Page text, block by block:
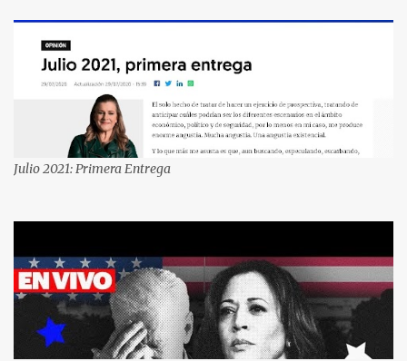
HOY POR LA MAÑANA RECIBI UNA LLAMADA DICIENDOME
QUE ME HABIA GANADO UNA CAMARA FOTOGRAFICA Y UN
CELULAR QUE LO FUERA A RECOGER A MAS TARDAR HOY YA
QUE MASTER CARD ME LO HABIA OTORGADO ME
PREGUNTARON DATOS LOS CUAL LOGICAMENTE NO LOS DI Y
ELLOS ME DIJERON QUE SON DEL COMITE DE PREMIACION DE
RADIOESCUCHAS NO CAIGAN EN LA TRAMPA YO YA LLAME A
MASTER CARD Y DICEN QUE NO...
Julio 2021: Primera Entrega